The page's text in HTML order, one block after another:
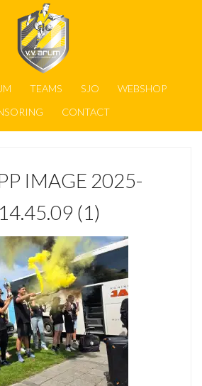
TEAMS SJO
WEBSHOP
CONTACT
IMAGE 2025-
(1)